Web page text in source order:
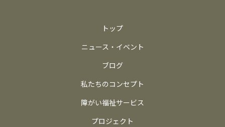
トップ
ニュース・イベント
ブログ
私たちのコンセプト
障がい福祉サービス
プロジェクト